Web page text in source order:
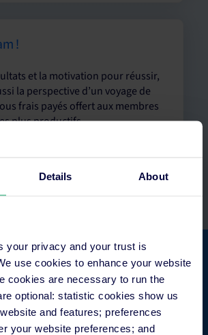
Details About
your privacy and your trust is
use cookies to enhance your website
cookies are necessary to run the
optional: statistic cookies show us
and features; preferences
your website preferences; and
!
et la motivation pour réussir,
la perspective d’un voyage de
frais payés offert aux membres
plus productifs.
les offres d’emploi
carrière, SiteMinder m’a donné
rapidement au sein de
je suis le Responsable des
pour le marché italien. »